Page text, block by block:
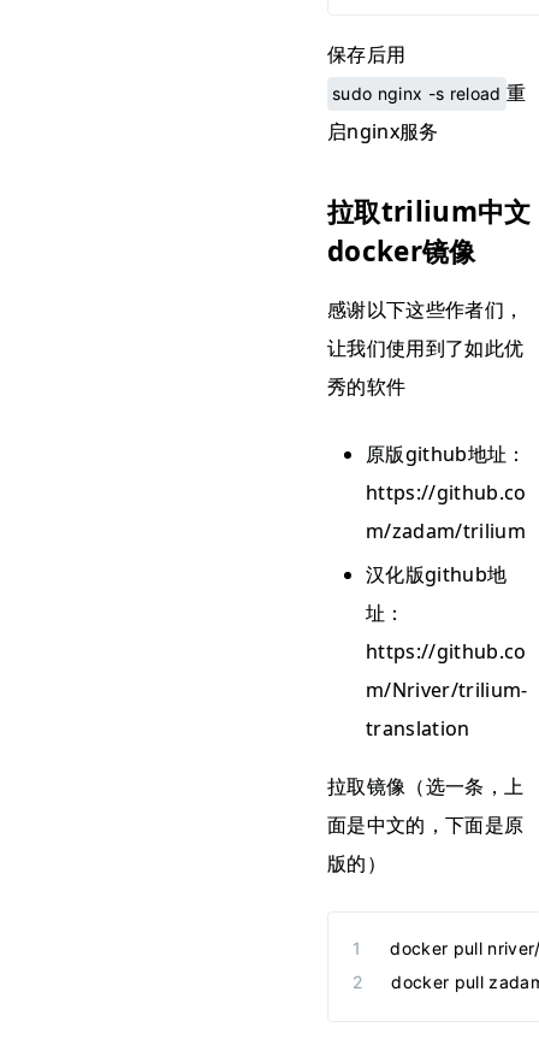
保存后用
sudo nginx -s reload 重
启nginx服务
拉取trilium中文
docker镜像
感谢以下这些作者们，
让我们使用到了如此优
秀的软件
原版github地址：
https://github.co
m/zadam/trilium
汉化版github地
址：
https://github.co
m/Nriver/trilium-
translation
拉取镜像（选一条，上
面是中文的，下面是原
版的）
docker pull
docker pull